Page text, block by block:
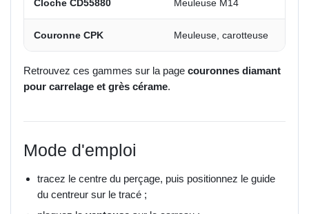
Cloche CD55880 Meuleuse M14
Couronne CPK Meuleuse, carotteuse
Retrouvez ces gammes sur la page couronnes diamant
pour carrelage et grès cérame.
Mode d'emploi
tracez le centre du perçage, puis positionnez le guide
du centreur sur le tracé ;